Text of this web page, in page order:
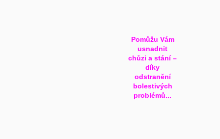
Pomůžu Vám
usnadnit
chůzi a stání –
díky
odstranění
bolestivých
problémů...